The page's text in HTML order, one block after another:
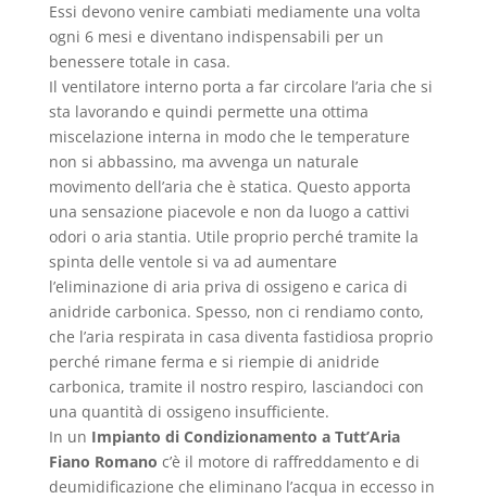
Essi devono venire cambiati mediamente una volta
ogni 6 mesi e diventano indispensabili per un
benessere totale in casa.
Il ventilatore interno porta a far circolare l’aria che si
sta lavorando e quindi permette una ottima
miscelazione interna in modo che le temperature
non si abbassino, ma avvenga un naturale
movimento dell’aria che è statica. Questo apporta
una sensazione piacevole e non da luogo a cattivi
odori o aria stantia. Utile proprio perché tramite la
spinta delle ventole si va ad aumentare
l’eliminazione di aria priva di ossigeno e carica di
anidride carbonica. Spesso, non ci rendiamo conto,
che l’aria respirata in casa diventa fastidiosa proprio
perché rimane ferma e si riempie di anidride
carbonica, tramite il nostro respiro, lasciandoci con
una quantità di ossigeno insufficiente.
In un Impianto di Condizionamento a Tutt’Aria
Fiano Romano c’è il motore di raffreddamento e di
deumidificazione che eliminano l’acqua in eccesso in